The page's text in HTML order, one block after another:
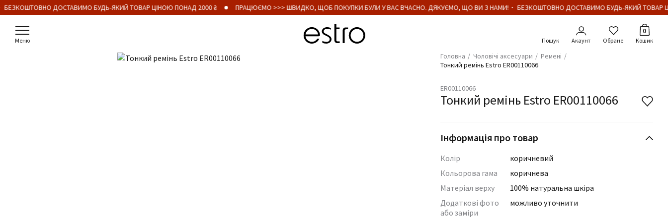
ДОСТАВИМО БУДЬ-ЯКИЙ ТОВАР ЦІНОЮ ПОНАД 2000 ₴ ПРАЦЮЄМО >>> ШВИДКО, ЩОБ ПОКУПКИ БУЛИ У ВАС ВЧАСНО. ДЯКУЄМО, ЩО ВИ З НАМИ!・ БЕЗКОШТОВНО ДОСТАВИМО БУДЬ-ЯКИЙ ТОВАР
Меню Акаунт Обране
0
Кошик
Головна Чоловічі аксесуари
Ремені
Тонкий ремінь Estro ER00110066
ER00110066
Тонкий ремінь Estro ER00110066
Інформація про товар
Колір
коричневий
Кольорова гама
коричнева
Матеріал верху
100% натуральна шкіра
Додаткові фото
або заміри
можливо уточнити